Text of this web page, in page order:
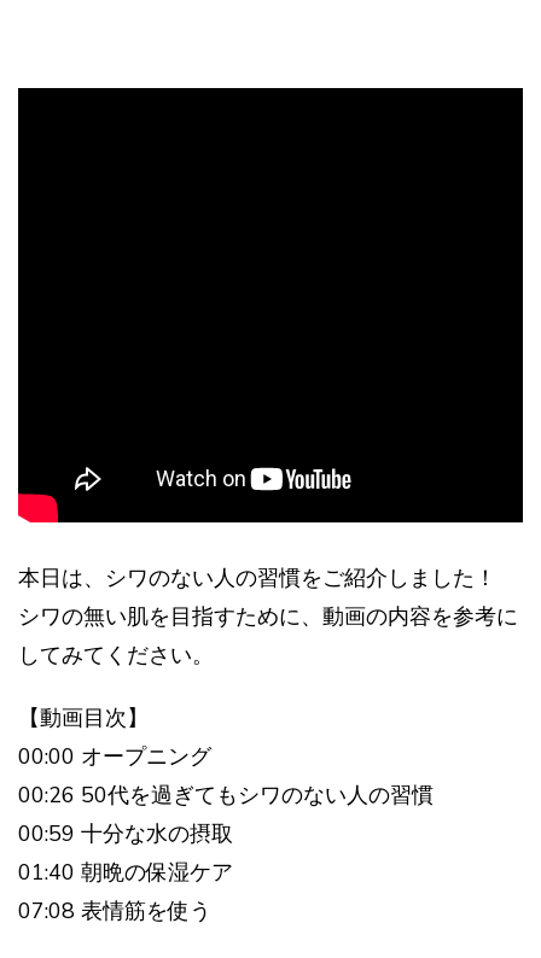
本日は、シワのない人の習慣をご紹介しました！
シワの無い肌を目指すために、動画の内容を参考に
してみてください。
【動画目次】
00:00 オープニング
00:26 50代を過ぎてもシワのない人の習慣
00:59 十分な水の摂取
01:40 朝晩の保湿ケア
07:08 表情筋を使う